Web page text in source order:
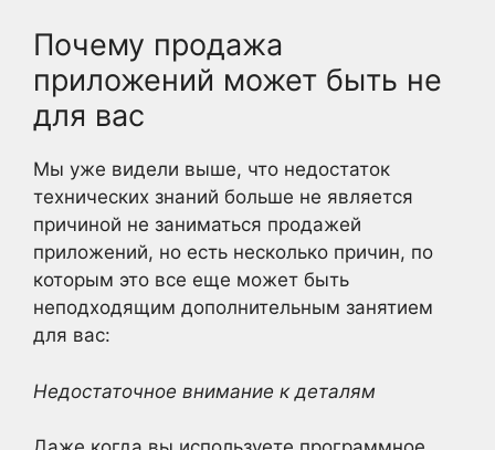
Почему продажа
приложений может быть не
для вас
Мы уже видели выше, что недостаток
технических знаний больше не является
причиной не заниматься продажей
приложений, но есть несколько причин, по
которым это все еще может быть
неподходящим дополнительным занятием
для вас:
Недостаточное внимание к деталям